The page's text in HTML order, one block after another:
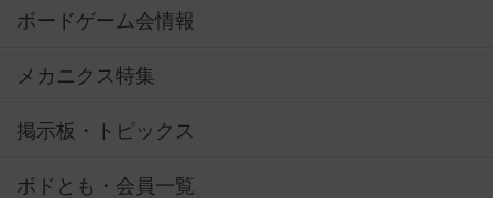
ボードゲーム会情報
メカニクス特集
掲示板・トピックス
ボドとも・会員一覧